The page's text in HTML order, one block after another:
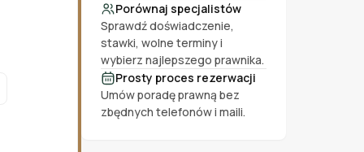
Porównaj specjalistów
Sprawdź doświadczenie,
stawki, wolne terminy i
wybierz najlepszego prawnika.
Prosty proces rezerwacji
Umów poradę prawną bez
zbędnych telefonów i maili.